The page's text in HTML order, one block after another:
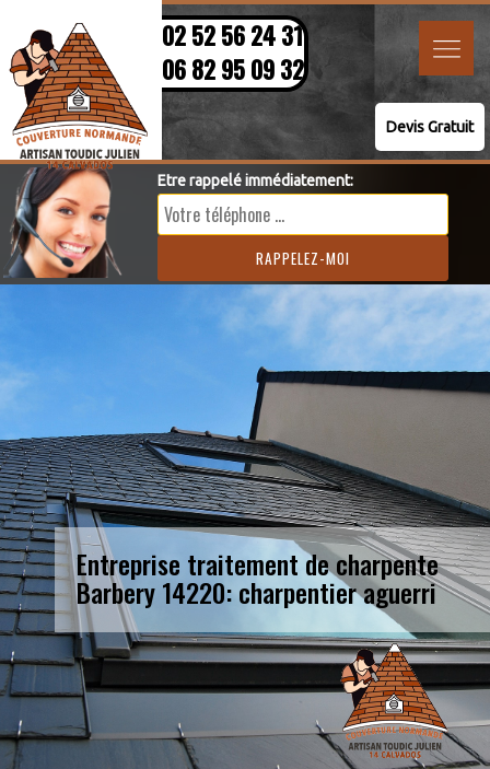
02 52 56 24 31
06 82 95 09 32
Devis Gratuit
Etre rappelé immédiatement:
Entreprise traitement de charpente
Barbery 14220: charpentier aguerri